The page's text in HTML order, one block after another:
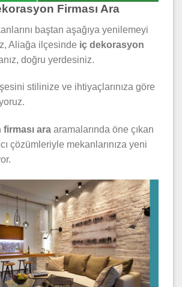
Firması Ara
baştan aşağıya yenilemeyi
Aliağa ilçesinde iç dekorasyon
doğru yerdesiniz.
stilinize ve ihtiyaçlarınıza göre
ara aramalarında öne çıkan
çözümleriyle mekanlarınıza yeni